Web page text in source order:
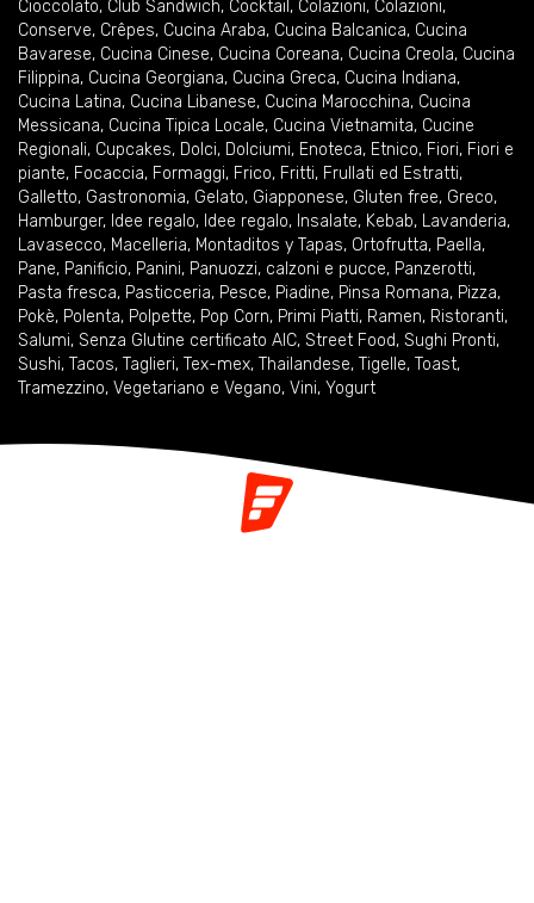
Cioccolato, Club Sandwich, Cocktail , Colazioni, Colazioni,
Conserve, Crêpes, Cucina Araba, Cucina Balcanica, Cucina
Bavarese, Cucina Cinese, Cucina Coreana, Cucina Creola, Cucina
Filippina, Cucina Georgiana, Cucina Greca, Cucina Indiana,
Cucina Latina, Cucina Libanese, Cucina Marocchina, Cucina
Messicana, Cucina Tipica Locale, Cucina Vietnamita, Cucine
Regionali, Cupcakes, Dolci, Dolciumi, Enoteca, Etnico, Fiori, Fiori e
piante, Focaccia, Formaggi, Frico, Fritti, Frullati ed Estratti,
Galletto, Gastronomia, Gelato, Giapponese, Gluten free, Greco,
Hamburger, Idee regalo, Idee regalo, Insalate, Kebab, Lavanderia,
Lavasecco, Macelleria, Montaditos y Tapas, Ortofrutta, Paella,
Pane, Panificio, Panini, Panuozzi, calzoni e pucce, Panzerotti,
Pasta fresca, Pasticceria, Pesce, Piadine, Pinsa Romana, Pizza,
Pokè, Polenta, Polpette, Pop Corn, Primi Piatti, Ramen, Ristoranti,
Salumi, Senza Glutine certificato AIC, Street Food, Sughi Pronti,
Sushi, Tacos, Taglieri, Tex-mex, Thailandese, Tigelle, Toast,
Tramezzino, Vegetariano e Vegano, Vini, Yogurt